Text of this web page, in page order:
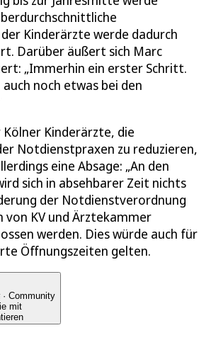
Kinderärzte werde dadurch
Darüber äußert sich Marc
„Immerhin ein erster Schritt.
noch etwas bei den
Kölner Kinderärzte, die
Notdienstpraxen zu reduzieren,
eine Absage: „An den
sich in absehbarer Zeit nichts
der Notdienstverordnung
von KV und Ärztekammer
werden. Dies würde auch für
Öffnungszeiten gelten.
Community
mit